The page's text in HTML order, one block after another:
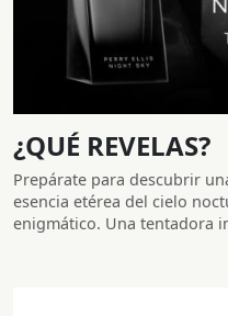
¿QUÉ REVELAS?
Prepárate para descubrir
esencia etérea del cielo
enigmático. Una tentadora